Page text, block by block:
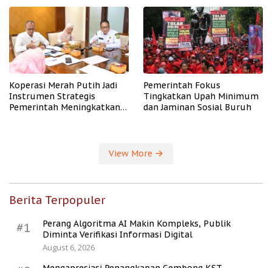
Koperasi Merah Putih Jadi
Instrumen Strategis
Pemerintah Meningkatkan
Pemerintah Fokus
Tingkatkan Upah Minimum
dan Jaminan Sosial Buruh
View More
Berita Terpopuler
#1
Perang Algoritma AI Makin Kompleks, Publik
Diminta Verifikasi Informasi Digital
August 6, 2026